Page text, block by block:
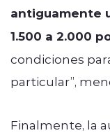
antiguamente
1.500 a 2.000
condiciones
particular”,
Finalmente, la